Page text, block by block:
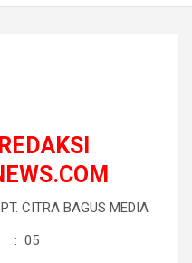
CITRA BAGUS MEDIA
05